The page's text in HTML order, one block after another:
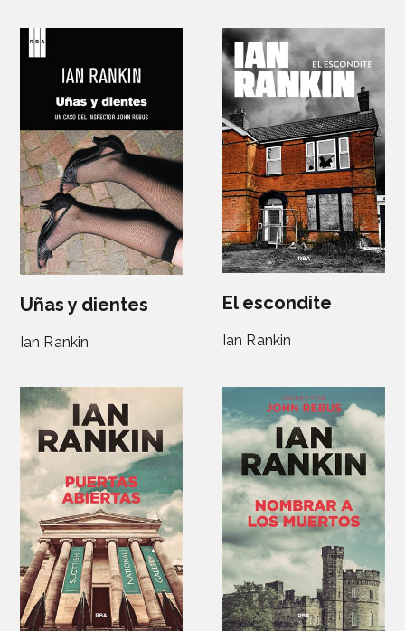
Uñas y dientes
Ian Rankin
El escondite
Ian Rankin